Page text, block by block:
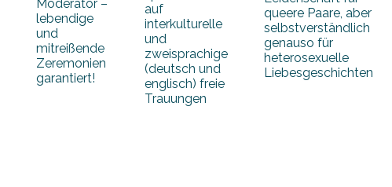
Moderator –
lebendige
und
mitreißende
Zeremonien
garantiert!
auf
interkulturelle
und
zweisprachige
(deutsch und
englisch) freie
Trauungen
queere Paare, aber
selbstverständlich
genauso für
heterosexuelle
Liebesgeschichten